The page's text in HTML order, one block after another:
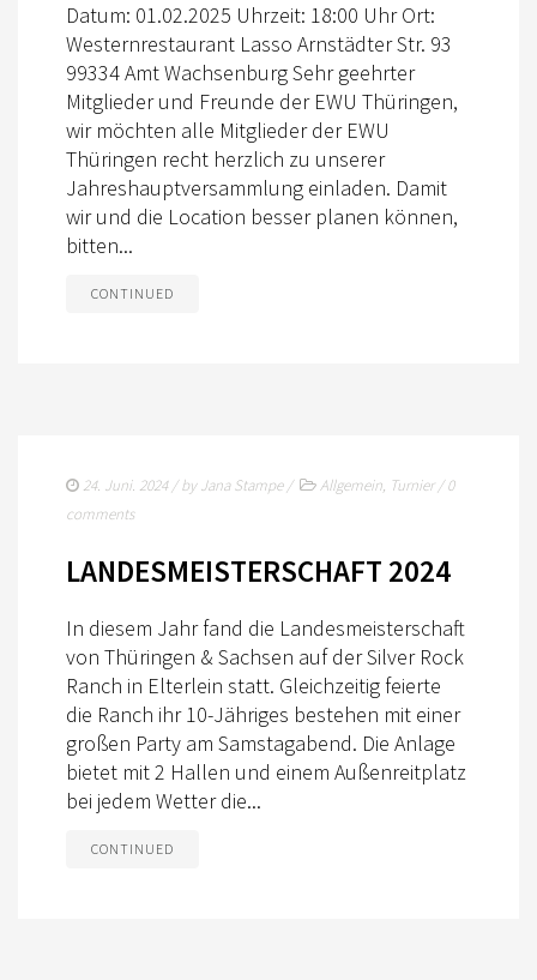
LOGIN
KONTAKT
IMPRESSUM
DATENSCHUTZ
Datum: 01.02.2025 Uhrzeit: 18:00 Uhr Ort:
Westernrestaurant Lasso Arnstädter Str. 93
99334 Amt Wachsenburg Sehr geehrter
Mitglieder und Freunde der EWU Thüringen,
wir möchten alle Mitglieder der EWU
Thüringen recht herzlich zu unserer
Jahreshauptversammlung einladen. Damit
wir und die Location besser planen können,
bitten...
CONTINUED
24. Juni. 2024/ byJana Stampe/ Allgemein, Turnier /0
comments
LANDESMEISTERSCHAFT 2024
In diesem Jahr fand die Landesmeisterschaft
von Thüringen & Sachsen auf der Silver Rock
Ranch in Elterlein statt. Gleichzeitig feierte
die Ranch ihr 10-Jähriges bestehen mit einer
großen Party am Samstagabend. Die Anlage
bietet mit 2 Hallen und einem Außenreitplatz
bei jedem Wetter die...
CONTINUED